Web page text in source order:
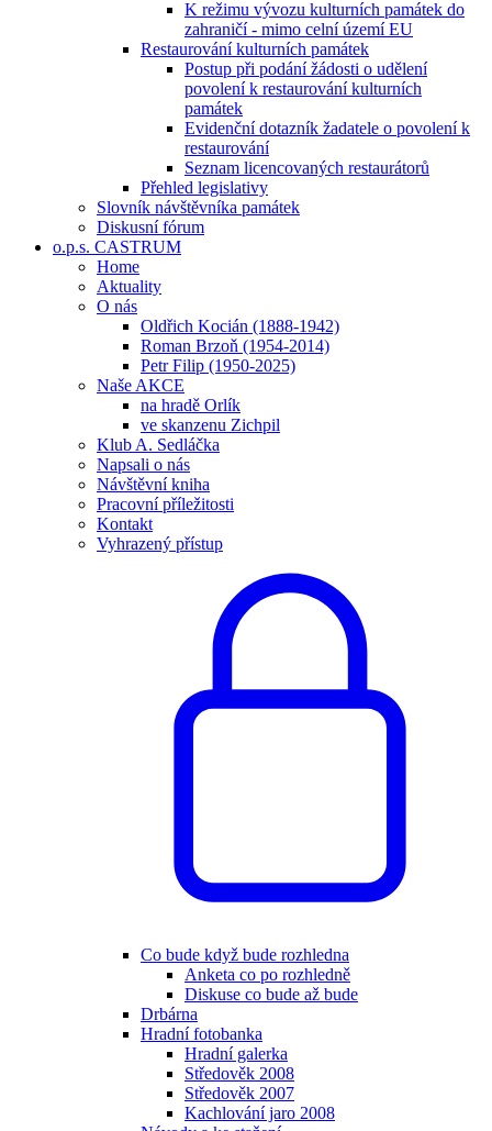
K režimu vývozu kulturních památek do
zahraničí - mimo celní území EU
Restaurování kulturních památek
Postup při podání žádosti o udělení
povolení k restaurování kulturních
památek
Evidenční dotazník žadatele o povolení k
restaurování
Seznam licencovaných restaurátorů
Přehled legislativy
Slovník návštěvníka památek
Diskusní fórum
o.p.s. CASTRUM
Home
Aktuality
O nás
Oldřich Kocián (1888-1942)
Roman Brzoň (1954-2014)
Petr Filip (1950-2025)
Naše AKCE
na hradě Orlík
ve skanzenu Zichpil
Klub A. Sedláčka
Napsali o nás
Návštěvní kniha
Pracovní příležitosti
Kontakt
Vyhrazený přístup
Co bude když bude rozhledna
Anketa co po rozhledně
Diskuse co bude až bude
Drbárna
Hradní fotobanka
Hradní galerka
Středověk 2008
Středověk 2007
Kachlování jaro 2008